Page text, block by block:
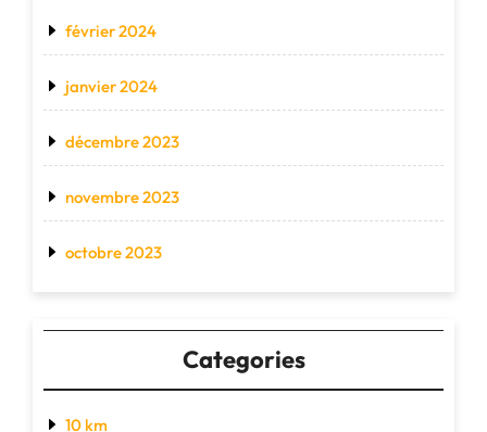
février 2024
janvier 2024
décembre 2023
novembre 2023
octobre 2023
Categories
10 km